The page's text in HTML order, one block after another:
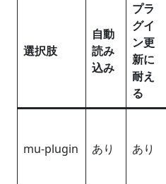
選択肢
自動
読み
込み
プラ
グイ
ン更
新に
耐え
る
mu-plugin あり あり